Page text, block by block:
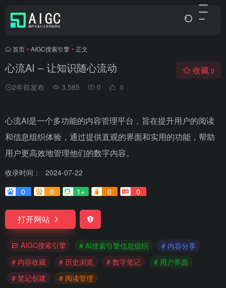
首页 • AIGC搜索引擎 • 正文
心流AI – 让知识随心流动
2年前发布 3,585 0 0
收藏 0
心流AI是一个多功能的内容管理平台，旨在提升用户的阅读
和信息组织体验，通过提供直观的界面和实用的功能，帮助
用户更高效地管理他们的数字内容。
收录时间：
2024-07-22
0
0 1+ 0 0
打开网站
AIGC搜索引擎 # AI搜索引擎信息组织
# 内容分享
# 内容收藏
# 历史浏览 # 数字笔记
# 用户界面
# 笔记创建
# 阅读管理